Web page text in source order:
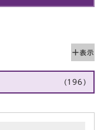
(196)